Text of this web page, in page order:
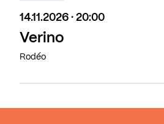
14.11.2026 · 20:00
Verino
Rodéo